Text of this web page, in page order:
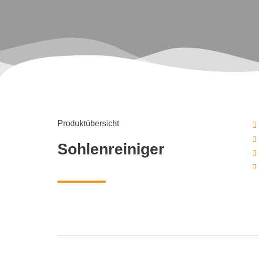
Produktübersicht
Sohlenreiniger